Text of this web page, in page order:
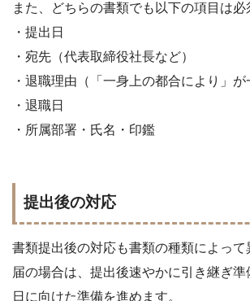
また、どちらの書類でも以下の項目は必
・提出日
・宛先（代表取締役社長など）
・退職理由（「一身上の都合により」が
・退職日
・所属部署・氏名・印鑑
提出後の対応
書類提出後の対応も書類の種類によっ
届の場合は、提出後速やかに引き継ぎ
日に向けた準備を進めます。